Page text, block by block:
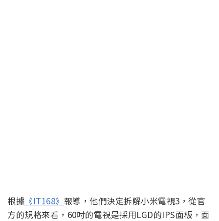
根據 《IT168》 報導，他們決定拆解小米電視3，從官
方的規格來看，60吋的電視是採用LGD的IPS面板，面